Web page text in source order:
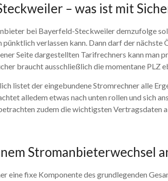
– was ist mit
bei Bayerfeld-Steckweiler demzufolge
verlassen kann. Dann darf der
Seite dargestellten Tarifrechners kann
braucht ausschließlich die momentane PLZ
listet der eingebundene Stromrechner alle
alledem etwas nach unten rollen und sich
zudem die wichtigsten Vertragsdaten
Stromanbieterwechsel
fixe Komponente des grundlegenden